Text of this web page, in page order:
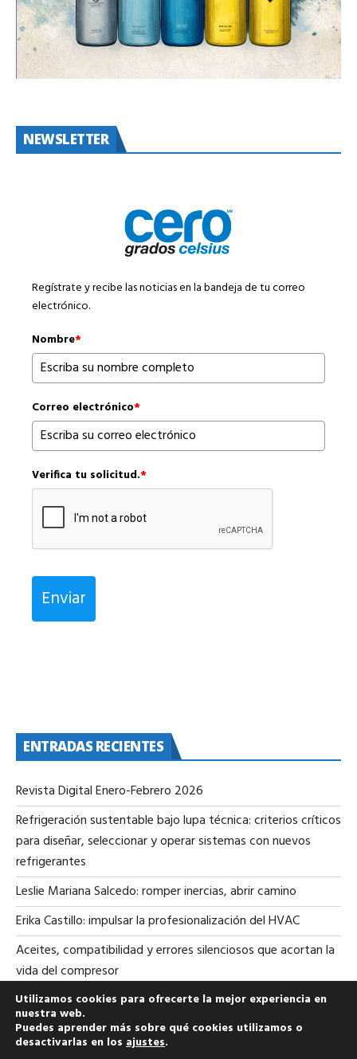
NEWSLETTER
Regístrate y recibe las noticias en la bandeja de tu correo
electrónico.
Nombre*
Correo electrónico*
Verifica tu solicitud.*
Enviar
ENTRADAS RECIENTES
Revista Digital Enero-Febrero 2026
Refrigeración sustentable bajo lupa técnica: criterios críticos
para diseñar, seleccionar y operar sistemas con nuevos
refrigerantes
Leslie Mariana Salcedo: romper inercias, abrir camino
Erika Castillo: impulsar la profesionalización del HVAC
Aceites, compatibilidad y errores silenciosos que acortan la
vida del compresor
Utilizamos cookies para ofrecerte la mejor experiencia en
nuestra web.
Puedes aprender más sobre qué cookies utilizamos o
desactivarlas en los ajustes.